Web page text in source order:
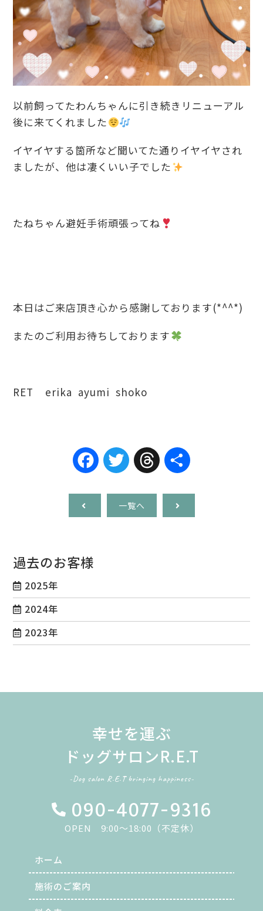
以前飼ってたわんちゃんに引き続きリニューアル
後に来てくれました
イヤイヤする箇所など聞いてた通りイヤイヤされ
ましたが、他は凄くいい子でした
たねちゃん避妊手術頑張ってね
本日はご来店頂き心から感謝しております(*^^*)
またのご利用お待ちしております
RET erika ayumi shoko
FacebookTwitterThreads
一覧へ
過去のお客様
2025年
2024年
2023年
幸せを運ぶ
ドッグサロンR.E.T
-Dog salon R.E.T bringing happiness-
090-4077-9316
OPEN 9:00～18:00（不定休）
ホーム
施術のご案内